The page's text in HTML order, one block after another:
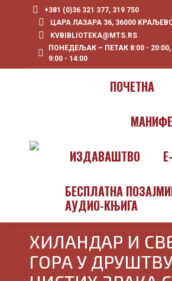
+381 (0)36 321 377, 319 750
ЦАРА ЛАЗАРА 36, 36000
KVBIBLIOTEKA@MTS.RS
ПОНЕДЕЉАК – ПЕТАК 8:00 -
9:00 - 14:00
ПOЧЕТНА
ИЗДАВАШТВО
БЕСПЛАТНА
АУДИО-КЊИГА
ХИЛАНДАР И
ГОРА У